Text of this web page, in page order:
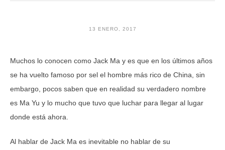
13 ENERO, 2017
Muchos lo conocen como Jack Ma y es que en los últimos años
se ha vuelto famoso por sel el hombre más rico de China, sin
embargo, pocos saben que en realidad su verdadero nombre
es Ma Yu y lo mucho que tuvo que luchar para llegar al lugar
donde está ahora.
Al hablar de Jack Ma es inevitable no hablar de su